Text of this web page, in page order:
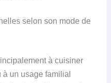
selon son mode de
à cuisiner
un usage familial